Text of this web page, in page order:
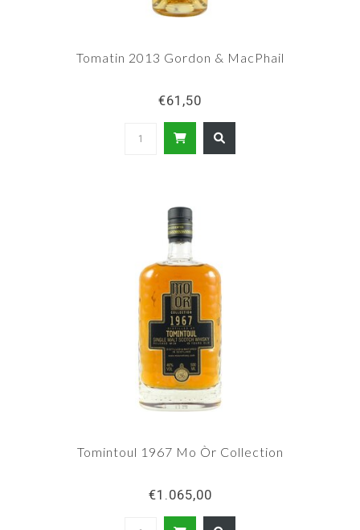
Tomatin 2013 Gordon & MacPhail
€61,50
Tomintoul 1967 Mo Òr Collection
€1.065,00